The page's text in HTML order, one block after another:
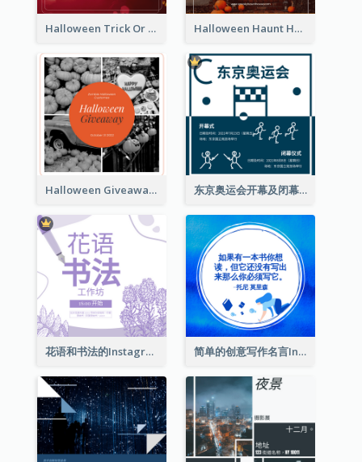
Halloween Trick Or Treat Instagram Post Halloween Haunt House Instagram Post
Halloween Giveaway Instagram Post 东京奥运会开幕及闭幕式Instagram帖子
花语和书法的Instagram帖子 简单的创意写作名言Instagram帖子